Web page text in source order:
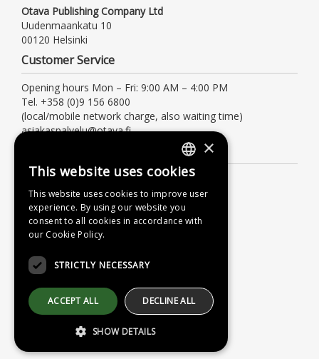
Otava Publishing Company Ltd
Uudenmaankatu 10
00120 Helsinki
Customer Service
Opening hours Mon – Fri: 9:00 AM – 4:00 PM
Tel. +358 (0)9 156 6800
(local/mobile network charge, also waiting time)
asiakaspalvelu@otava.fi
Terms of delivery
Instructions
Privacy Policy
Accessibility Statement
FINNISH
SWEDISH
ENGLISH
×
This website uses cookies
This website uses cookies to improve user
experience. By using our website you
consent to all cookies in accordance with
our Cookie Policy.
STRICTLY NECESSARY
ACCEPT ALL DECLINE ALL
SHOW DETAILS